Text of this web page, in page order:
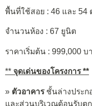
พื้นที่ใช้สอย : 46 และ 54
จำนวนห้อง : 67 ยูนิต
ราคาเริ่มต้น : 999,000 บ
** จุดเด่นของโครงการ **
» ตัวอาคารชั้นล่างประก
และส่วนบริเวณต้อนรับต